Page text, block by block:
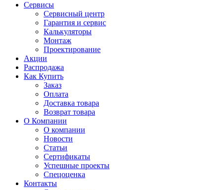
Сервисы
Сервисный центр
Гарантия и сервис
Калькуляторы
Монтаж
Проектирование
Акции
Распродажа
Как Купить
Заказ
Оплата
Доставка товара
Возврат товара
О Компании
О компании
Новости
Статьи
Сертификаты
Успешные проекты
Спецоценка
Контакты